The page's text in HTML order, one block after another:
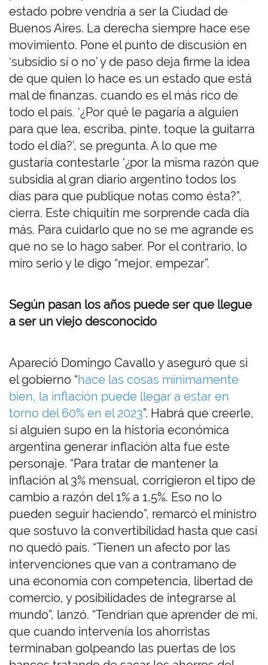
estado pobre vendría a ser la Ciudad de
Buenos Aires. La derecha siempre hace ese
movimiento. Pone el punto de discusión en
‘subsidio sí o no’ y de paso deja firme la idea
de que quien lo hace es un estado que está
mal de finanzas, cuando es el más rico de
todo el país. ‘¿Por qué le pagaría a alguien
para que lea, escriba, pinte, toque la guitarra
todo el día?’, se pregunta. A lo que me
gustaría contestarle ‘¿por la misma razón que
subsidia al gran diario argentino todos los
días para que publique notas como ésta?”,
cierra. Este chiquitín me sorprende cada día
más. Para cuidarlo que no se me agrande es
que no se lo hago saber. Por el contrario, lo
miro serio y le digo “mejor, empezar”.
Según pasan los años puede ser que llegue
a ser un viejo desconocido
Apareció Domingo Cavallo y aseguró que si
el gobierno “hace las cosas mínimamente
bien, la inflación puede llegar a estar en
torno del 60% en el 2023”. Habrá que creerle,
si alguien supo en la historia económica
argentina generar inflación alta fue este
personaje. “Para tratar de mantener la
inflación al 3% mensual, corrigieron el tipo de
cambio a razón del 1% a 1,5%. Eso no lo
pueden seguir haciendo”, remarcó el ministro
que sostuvo la convertibilidad hasta que casi
no quedó país. “Tienen un afecto por las
intervenciones que van a contramano de
una economía con competencia, libertad de
comercio, y posibilidades de integrarse al
mundo”, lanzó. “Tendrían que aprender de mí,
que cuando intervenía los ahorristas
terminaban golpeando las puertas de los